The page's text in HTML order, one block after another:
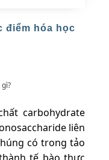
điểm hóa học
carbohydrate
liên
có trong tảo